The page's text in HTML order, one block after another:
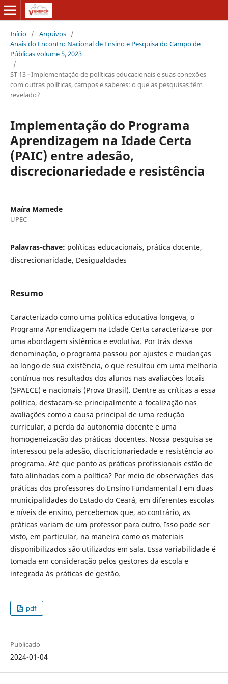
Início / Arquivos /
Anais do Encontro Nacional de Ensino e Pesquisa do Campo de
Públicas volume 5, 2023
/
ST 13 - Implementação de políticas educacionais e suas conexões
com outras políticas, campos e saberes: o que as pesquisas têm
revelado?
Implementação do Programa
Aprendizagem na Idade Certa
(PAIC) entre adesão,
discrecionariedade e resistência
Maíra Mamede
UPEC
Palavras-chave: políticas educacionais, prática docente,
discrecionaridade, Desigualdades
Resumo
Caracterizado como uma política educativa longeva, o
Programa Aprendizagem na Idade Certa caracteriza-se por
uma abordagem sistêmica e evolutiva. Por trás dessa
denominação, o programa passou por ajustes e mudanças
ao longo de sua existência, o que resultou em uma melhoria
contínua nos resultados dos alunos nas avaliações locais
(SPAECE) e nacionais (Prova Brasil). Dentre as críticas a essa
política, destacam-se principalmente a focalização nas
avaliações como a causa principal de uma redução
curricular, a perda da autonomia docente e uma
homogeneização das práticas docentes. Nossa pesquisa se
interessou pela adesão, discricionariedade e resistência ao
programa. Até que ponto as práticas profissionais estão de
fato alinhadas com a política? Por meio de observações das
práticas dos professores do Ensino Fundamental I em duas
municipalidades do Estado do Ceará, em diferentes escolas
e níveis de ensino, percebemos que, ao contrário, as
práticas variam de um professor para outro. Isso pode ser
visto, em particular, na maneira como os materiais
disponibilizados são utilizados em sala. Essa variabilidade é
tomada em consideração pelos gestores da escola e
integrada às práticas de gestão.
pdf
Publicado
2024-01-04